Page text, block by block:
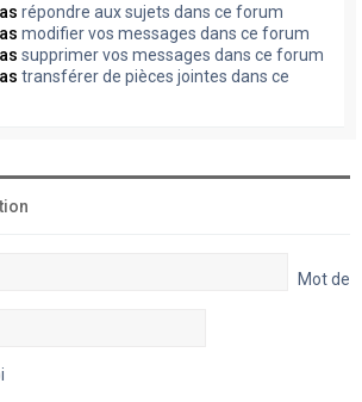
répondre aux sujets dans ce forum
modifier vos messages dans ce forum
supprimer vos messages dans ce forum
transférer de pièces jointes dans ce
Mot de